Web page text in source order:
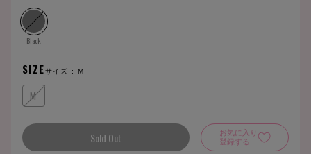
Black
SIZEサイズ : M
M
Sold Out
お気に入り
登録する